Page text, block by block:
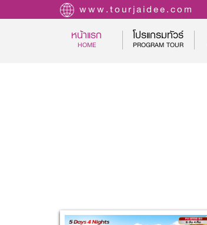
www.tourjaidee.com
หน้าแรก
HOME(CURRENT)
โปรแกรมทัวร์
PROGRAM TOUR